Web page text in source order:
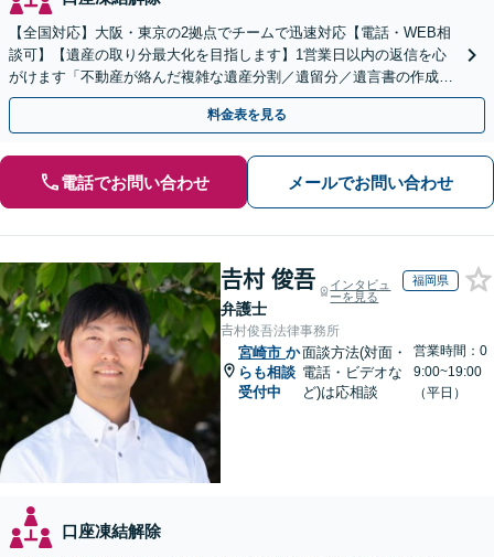
【全国対応】大阪・東京の2拠点でチームで迅速対応【電話・WEB相
談可】【遺産の取り分最大化を目指します】1営業日以内の返信を心
がけます「不動産が絡んだ複雑な遺産分割／遺留分／遺言書の作成・
執行／事業承継など、お任せください」【休日相談あり】
料金表を見る
電話でお問い合わせ メールでお問い合わせ
𠮷村 俊吾
弁護士
インタビュ
ーを見る
福岡県
𠮷村俊吾法律事務所
宮崎市 か
らも相談
受付中
面談方法(対面・
電話・ビデオな
ど)は応相談
営業時間：0
9:00~19:00
（平日）
口座凍結解除